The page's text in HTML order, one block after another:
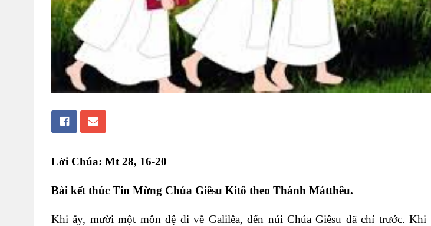
Lời Chúa: Mt 28, 16-20
Bài kết thúc Tin Mừng Chúa Giêsu Kitô theo Thánh Mátthêu.
Khi ấy, mười một môn đệ đi về Galilêa, đến núi Chúa Giêsu đã chỉ trước.